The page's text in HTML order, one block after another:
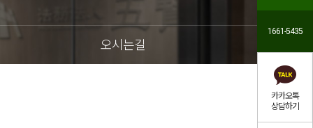
오시는길
1661-5435
카카오톡
상담하기